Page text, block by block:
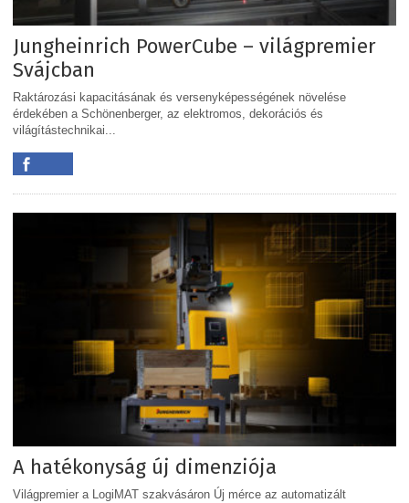
Jungheinrich PowerCube – világpremier
Svájcban
Raktározási kapacitásának és versenyképességének növelése
érdekében a Schönenberger, az elektromos, dekorációs és
világítástechnikai...
A hatékonyság új dimenziója
Világpremier a LogiMAT szakvásáron Új mérce az automatizált